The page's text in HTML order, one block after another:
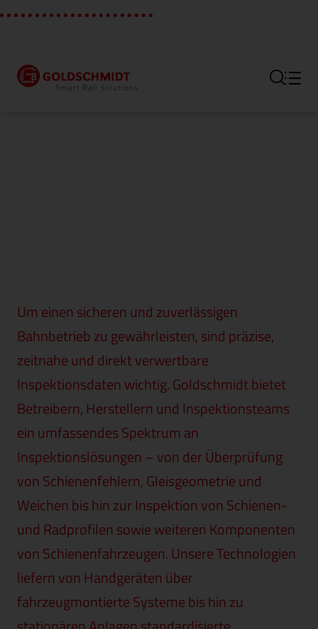
Um einen sicheren und zuverlässigen
Bahnbetrieb zu gewährleisten, sind präzise,
zeitnahe und direkt verwertbare
Inspektionsdaten wichtig. Goldschmidt bietet
Betreibern, Herstellern und Inspektionsteams
ein umfassendes Spektrum an
Inspektionslösungen – von der Überprüfung
von Schienenfehlern, Gleisgeometrie und
Weichen bis hin zur Inspektion von Schienen-
und Radprofilen sowie weiteren Komponenten
von Schienenfahrzeugen. Unsere Technologien
liefern von Handgeräten über
fahrzeugmontierte Systeme bis hin zu